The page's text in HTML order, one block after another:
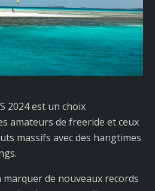
2024 est un choix
amateurs de freeride et ceux
massifs avec des hangtimes
de nouveaux records